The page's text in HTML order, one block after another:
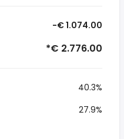
-€ 1.074.00
*€ 2.776.00
40.3%
27.9%